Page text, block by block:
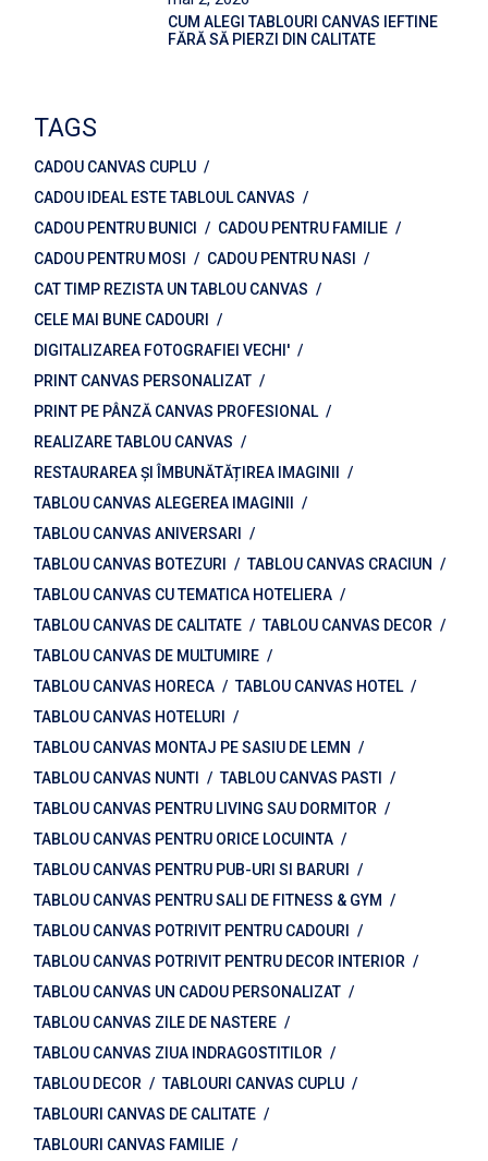
CUM ALEGI TABLOURI CANVAS IEFTINE
FĂRĂ SĂ PIERZI DIN CALITATE
TAGS
CADOU CANVAS CUPLU
CADOU IDEAL ESTE TABLOUL CANVAS
CADOU PENTRU BUNICI
CADOU PENTRU FAMILIE
CADOU PENTRU MOSI
CADOU PENTRU NASI
CAT TIMP REZISTA UN TABLOU CANVAS
CELE MAI BUNE CADOURI
DIGITALIZAREA FOTOGRAFIEI VECHI'
PRINT CANVAS PERSONALIZAT
PRINT PE PÂNZĂ CANVAS PROFESIONAL
REALIZARE TABLOU CANVAS
RESTAURAREA ȘI ÎMBUNĂTĂȚIREA IMAGINII
TABLOU CANVAS ALEGEREA IMAGINII
TABLOU CANVAS ANIVERSARI
TABLOU CANVAS BOTEZURI
TABLOU CANVAS CRACIUN
TABLOU CANVAS CU TEMATICA HOTELIERA
TABLOU CANVAS DE CALITATE
TABLOU CANVAS DECOR
TABLOU CANVAS DE MULTUMIRE
TABLOU CANVAS HORECA
TABLOU CANVAS HOTEL
TABLOU CANVAS HOTELURI
TABLOU CANVAS MONTAJ PE SASIU DE LEMN
TABLOU CANVAS NUNTI
TABLOU CANVAS PASTI
TABLOU CANVAS PENTRU LIVING SAU DORMITOR
TABLOU CANVAS PENTRU ORICE LOCUINTA
TABLOU CANVAS PENTRU PUB-URI SI BARURI
TABLOU CANVAS PENTRU SALI DE FITNESS & GYM
TABLOU CANVAS POTRIVIT PENTRU CADOURI
TABLOU CANVAS POTRIVIT PENTRU DECOR INTERIOR
TABLOU CANVAS UN CADOU PERSONALIZAT
TABLOU CANVAS ZILE DE NASTERE
TABLOU CANVAS ZIUA INDRAGOSTITILOR
TABLOU DECOR
TABLOURI CANVAS CUPLU
TABLOURI CANVAS DE CALITATE
TABLOURI CANVAS FAMILIE